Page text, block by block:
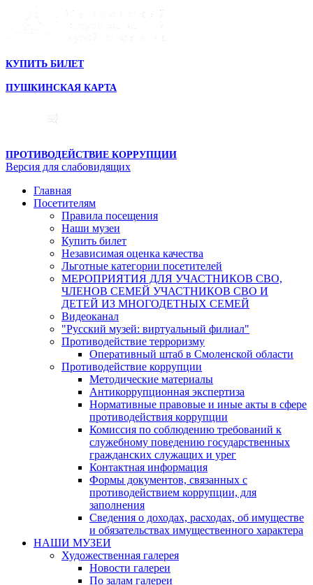
КУПИТЬ БИЛЕТ
ПУШКИНСКАЯ КАРТА
ПРОТИВОДЕЙСТВИЕ КОРРУПЦИИ
Версия для слабовидящих
Главная
Посетителям
Правила посещения
Наши музеи
Купить билет
Независимая оценка качества
Льготные категории посетителей
МЕРОПРИЯТИЯ ДЛЯ УЧАСТНИКОВ СВО,
ЧЛЕНОВ СЕМЕЙ УЧАСТНИКОВ СВО И
ДЕТЕЙ ИЗ МНОГОДЕТНЫХ СЕМЕЙ
Видеоканал
"Русский музей: виртуальный филиал"
Противодействие терроризму
Оперативный штаб в Смоленской области
Противодействие коррупции
Методические материалы
Антикоррупционная экспертиза
Нормативные правовые и иные акты в сфере
противодействия коррупции
Комиссия по соблюдению требований к
служебному поведению государственных
гражданских служащих и урег
Контактная информация
Формы документов, связанных с
противодействием коррупции, для
заполнения
Сведения о доходах, расходах, об имуществе
и обязательствах имущественного характера
НАШИ МУЗЕИ
Художественная галерея
Новости галереи
По залам галереи